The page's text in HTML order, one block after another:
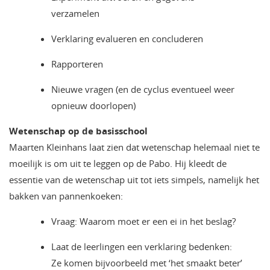
verzamelen
Verklaring evalueren en concluderen
Rapporteren
Nieuwe vragen (en de cyclus eventueel weer
opnieuw doorlopen)
Wetenschap op de basisschool
Maarten Kleinhans laat zien dat wetenschap helemaal niet te
moeilijk is om uit te leggen op de Pabo. Hij kleedt de
essentie van de wetenschap uit tot iets simpels, namelijk het
bakken van pannenkoeken:
Vraag: Waarom moet er een ei in het beslag?
Laat de leerlingen een verklaring bedenken:
Ze komen bijvoorbeeld met ‘het smaakt beter’